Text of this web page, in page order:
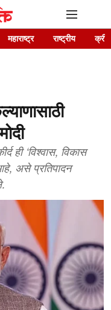
महाराष्ट्र राष्ट्रीय
ही ‘विश्वास, विकास
असे प्रतिपादन